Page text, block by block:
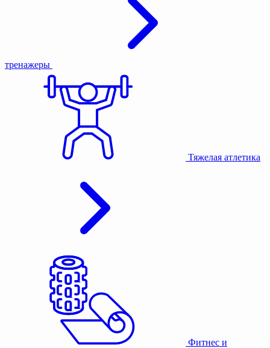
тренажеры
Тяжелая атлетика
Фитнес и